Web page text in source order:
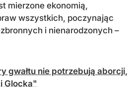
mierzone ekonomią,
wszystkich, poczynając
i nienarodzonych –
gwałtu nie potrzebują aborcji,
Glocka"